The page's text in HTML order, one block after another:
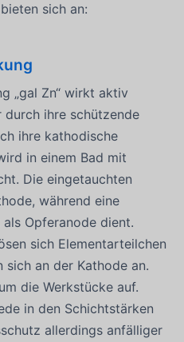
sich an:
„gal Zn“ wirkt aktiv
durch ihre schützende
ihre kathodische
in einem Bad mit
Die eingetauchten
während eine
Opferanode dient.
sich Elementarteilchen
sich an der Kathode an.
die Werkstücke auf.
in den Schichtstärken
allerdings anfälliger